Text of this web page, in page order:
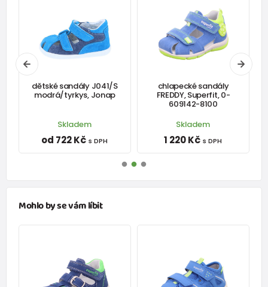
dětské sandály J041/S
modrá/tyrkys, Jonap
Skladem
od 722 Kč s DPH
chlapecké sandály
FREDDY, Superfit, 0-
609142-8100
Skladem
1 220 Kč s DPH
Mohlo by se vám líbit